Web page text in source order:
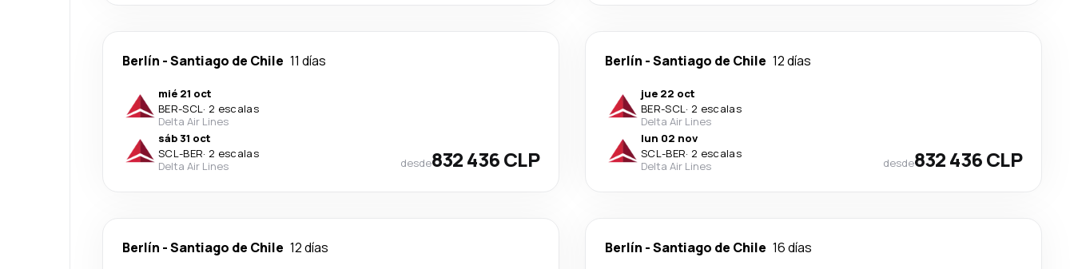
Berlín -Santiago de Chile 11 días
mié 21 oct
BER-SCL· 2 escalas
Delta Air Lines
sáb 31 oct
SCL-BER· 2 escalas
Delta Air Lines
desde832 436 CLP
Berlín -Santiago de Chile 12 días
jue 22 oct
BER-SCL· 2 escalas
Delta Air Lines
lun 02 nov
SCL-BER· 2 escalas
Delta Air Lines
desde832 436 CLP
Berlín -Santiago de Chile 12 días Berlín -Santiago de Chile 16 días